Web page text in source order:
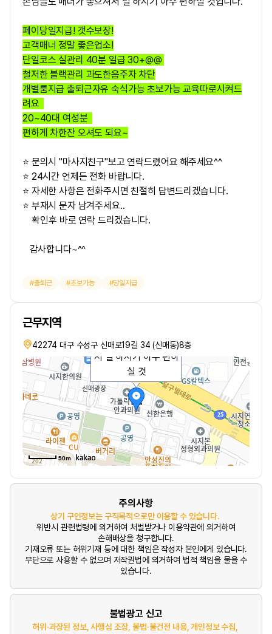
페이당일지급! 갯수보장!
고객매너 정말 좋은업소!
단일코스 실관리 40분 일급 30+@@
철저한 블랙관리 과도한음주자 차단
개별룸지급 출퇴근자유 숙식가능 초보가능 교육따로시켜드
려요
20~40대 여성분
편하게 차한잔 오셔도 되요~
⭐ 문의시 "마사지친구"보고 연락드렸어요 해주세요^^
⭐ 24시간 언제든 전화 바랍니다.
⭐ 자세한 사항은 전화주시면 친절히 답변드리겠습니다.
⭐ 부재시 문자 남겨주세요..
확인후 바로 연락 드리겠습니다.
감사합니다~^^
출퇴근 초보가능 당일지급
근무지역
42274 대구 수성구 신매로19길 34 (신매동)8층
손님들도 매너가 좋으셔
서 일 하시기 아주 편하
실 것
50m
주의사항
상기 구인정보는 구직목적으로만 이용할 수 있습니다.
위반시 관련법령에 의거하여 처벌받거나 이용약관에 의거하여
손해배상을 청구합니다.
기재오류 또는 허위기재 등에 대한 책임은 작성자 본인에게 있습니다.
무단으로 사용할 수 없으며 저작권법에 의거하여 법적 책임을 물을 수
있습니다.
불법광고 신고
허위·과장된 정보, 사행심 조장, 불법·불건전 내용, 개인정보 수집,